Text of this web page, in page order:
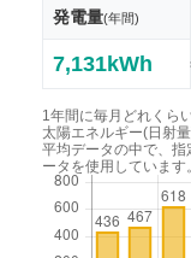
発電量(年間)
7,131kWh
1年間に毎月どれくら
太陽エネルギー(日射
平均データの中で、
ータを使用しています。